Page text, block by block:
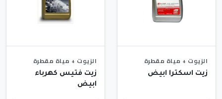
الزيوت + مياة مقطرة
زيت اسكترا ابيض
الزيوت + مياة مقطرة
زيت فتيس كهرباء
ابيض